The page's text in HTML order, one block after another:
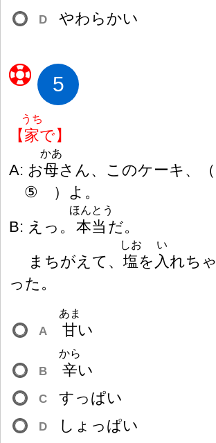
D やわらかい
5
【家
うち
で】
A: お母
かあ
さん、このケーキ、
（
⑤
） よ。
B: えっ。 本当
ほんとう
だ。
まちがえて、 塩
しお
を 入
い
れちゃ
った。
A 甘
あま
い
B 辛
から
い
C すっぱい
D しょっぱい